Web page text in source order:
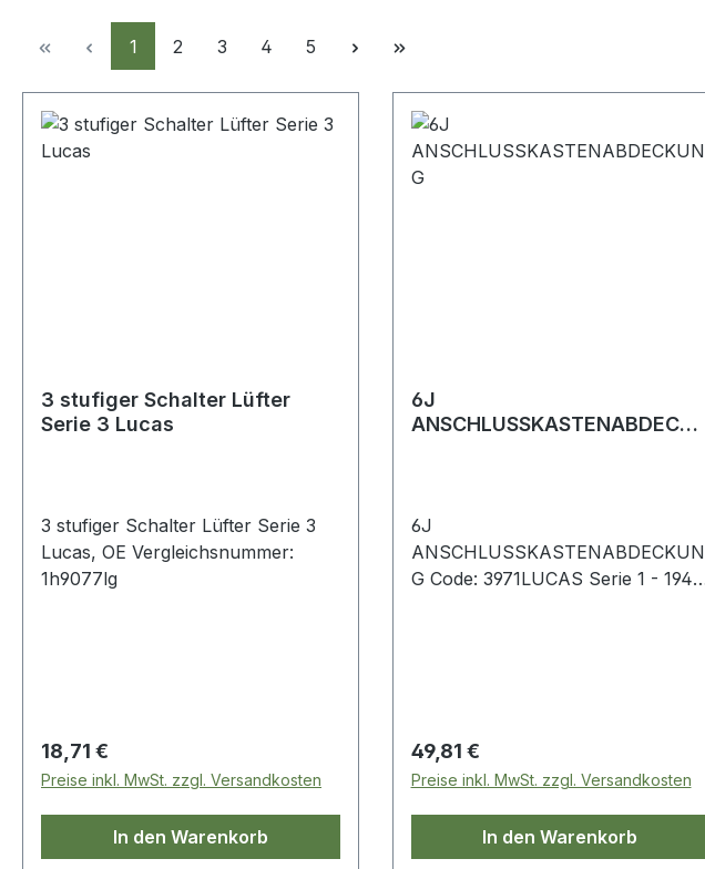
Seite
1 Seite
2 Seite
3 Seite
4 Seite
5
3 stufiger Schalter Lüfter
Serie 3 Lucas
3 stufiger Schalter Lüfter Serie 3
Lucas, OE Vergleichsnummer:
1h9077lg
Regulärer Preis:
18,71 €
Preise inkl. MwSt. zzgl. Versandkosten
In den Warenkorb
6J
ANSCHLUSSKASTENABDECKU
6J
ANSCHLUSSKASTENABDECKUN
G Code: 3971LUCAS Serie 1 - 1948
Regulärer Preis:
49,81 €
Preise inkl. MwSt. zzgl. Versandkosten
In den Warenkorb